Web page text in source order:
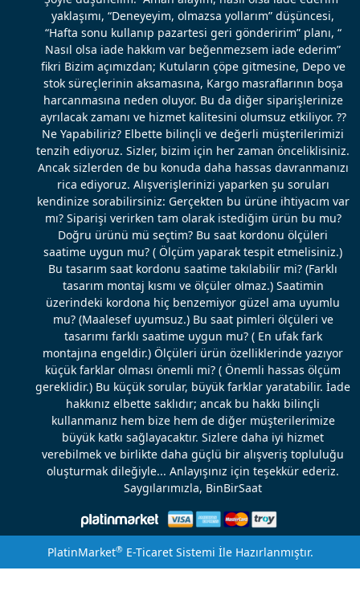
yaklaşımı, “Deneyeyim, olmazsa yollarım” düşüncesi,
“Hafta sonu kullanıp pazartesi geri gönderirim” planı, “
Nasıl olsa iade hakkım var beğenmezsem iade ederim”
fikri Bizim açımızdan; Kutuların çöpe gitmesine, Depo ve
stok süreçlerinin aksamasına, Kargo masraflarının boşa
harcanmasına neden oluyor. Bu da diğer siparişlerinize
ayrılacak zamanı ve hizmet kalitesini olumsuz etkiliyor. ??
Ne Yapabiliriz? Elbette bilinçli ve değerli müşterilerimizi
tenzih ediyoruz. Sizler, bizim için her zaman önceliklisiniz.
Ancak sizlerden de bu konuda daha hassas davranmanızı
rica ediyoruz. Alışverişlerinizi yaparken şu soruları
kendinize sorabilirsiniz: Gerçekten bu ürüne ihtiyacım var
mı? Siparişi verirken tam olarak istediğim ürün bu mu?
Doğru ürünü mü seçtim? Bu saat kordonu ölçüleri
saatime uygun mu? ( Ölçüm yaparak tespit etmelisiniz.)
Bu tasarım saat kordonu saatime takılabilir mi? (Farklı
tasarım montaj kısmı ve ölçüler olmaz.) Saatimin
üzerindeki kordona hiç benzemiyor güzel ama uyumlu
mu? (Maalesef uyumsuz.) Bu saat pimleri ölçüleri ve
tasarımı farklı saatime uygun mu? ( En ufak fark
montajına engeldir.) Ölçüleri ürün özelliklerinde yazıyor
küçük farklar olması önemli mi? ( Önemli hassas ölçüm
gereklidir.) Bu küçük sorular, büyük farklar yaratabilir. İade
hakkınız elbette saklıdır; ancak bu hakkı bilinçli
kullanmanız hem bize hem de diğer müşterilerimize
büyük katkı sağlayacaktır. Sizlere daha iyi hizmet
verebilmek ve birlikte daha güçlü bir alışveriş topluluğu
oluşturmak dileğiyle... Anlayışınız için teşekkür ederiz.
Saygılarımızla, BinBirSaat
PlatinMarket®E-Ticaret Sistemi İle Hazırlanmıştır.